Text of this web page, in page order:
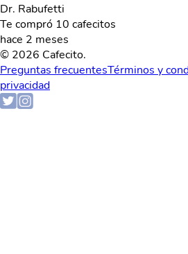
Dr. Rabufetti
Te compró 10 cafecitos
hace 2 meses
© 2026 Cafecito.
Preguntas frecuentesTérminos y
privacidad